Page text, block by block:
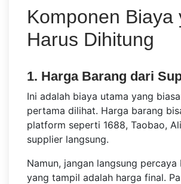
Komponen Biaya
Harus Dihitung
1. Harga Barang dari
Ini adalah biaya utama yang
pertama dilihat. Harga barang
platform seperti 1688, Taobao,
supplier langsung.
Namun, jangan langsung percaya
yang tampil adalah harga final.